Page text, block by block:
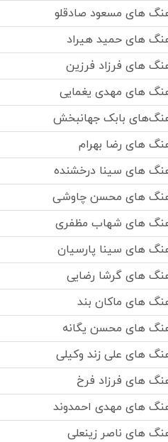
های مسعود صادقلو
های حمید هیراد
های فرزاد فرزین
های مهدی یغمایی
بابک جهانبخش
های رضا بهرام
های سینا درخشنده
های محسن چاوشی
های شهاب مظفری
های سینا پارسیان
های گرشا رضایی
های ماکان بند
های محسن یگانه
های علی زند وکیلی
های فرزاد فرخ
های مهدی احمدوند
های ناصر زینعلی